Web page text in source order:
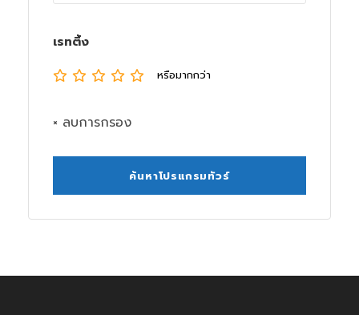
เรทติ้ง
หรือมากกว่า
× ลบการกรอง